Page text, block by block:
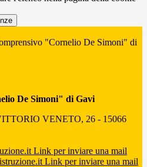
"Cornelio De Simoni" di
De Simoni" di Gavi
VENETO, 26 - 15066
Link per inviare una mail
Link per inviare una mail